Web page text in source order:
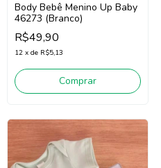
Body Bebê Menino Up Baby
46273 (Branco)
R$49,90
12 x de R$5,13
Comprar